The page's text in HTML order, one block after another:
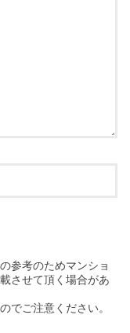
参考のためマンショ
させて頂く場合があ
でご注意ください。